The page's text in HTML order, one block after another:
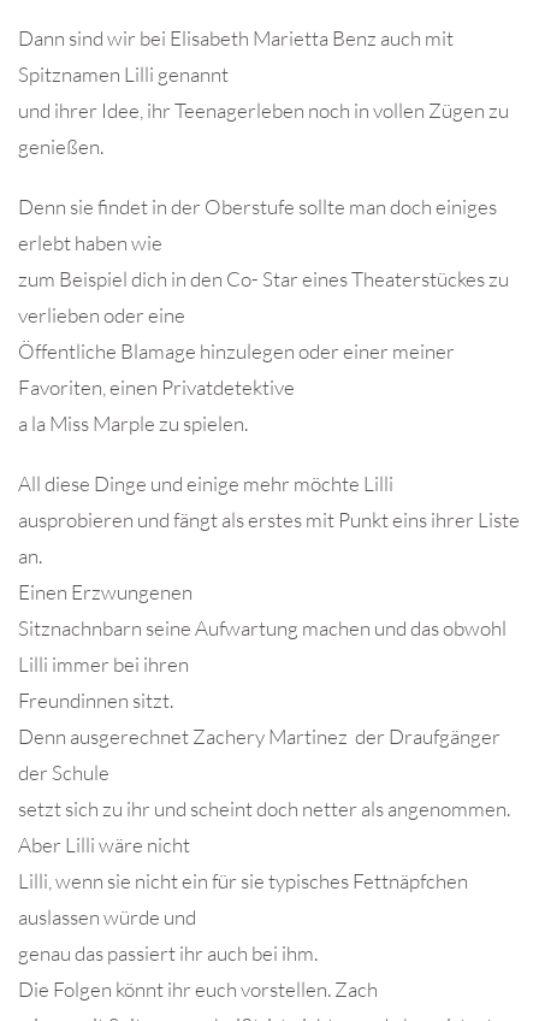
Dann sind wir bei Elisabeth Marietta Benz auch mit
Spitznamen Lilli genannt
und ihrer Idee, ihr Teenagerleben noch in vollen Zügen zu
genießen.
Denn sie findet in der Oberstufe sollte man doch einiges
erlebt haben wie
zum Beispiel dich in den Co- Star eines Theaterstückes zu
verlieben oder eine
Öffentliche Blamage hinzulegen oder einer meiner
Favoriten, einen Privatdetektive
a la Miss Marple zu spielen.
All diese Dinge und einige mehr möchte Lilli
ausprobieren und fängt als erstes mit Punkt eins ihrer Liste
an.
Einen Erzwungenen
Sitznachnbarn seine Aufwartung machen und das obwohl
Lilli immer bei ihren
Freundinnen sitzt.
Denn ausgerechnet Zachery Martinez der Draufgänger
der Schule
setzt sich zu ihr und scheint doch netter als angenommen.
Aber Lilli wäre nicht
Lilli, wenn sie nicht ein für sie typisches Fettnäpfchen
auslassen würde und
genau das passiert ihr auch bei ihm.
Die Folgen könnt ihr euch vorstellen. Zach